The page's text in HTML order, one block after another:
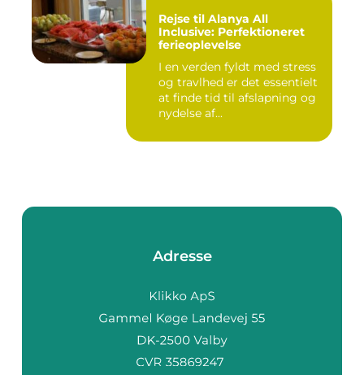
Rejse til Alanya All
Inclusive: Perfektioneret
ferieoplevelse
I en verden fyldt med stress
og travlhed er det essentielt
at finde tid til afslapning og
nydelse af...
Adresse